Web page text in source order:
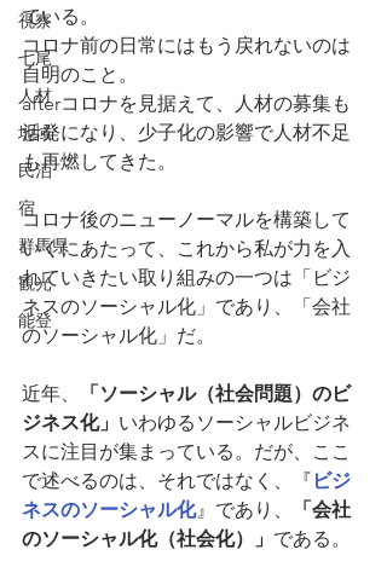
視察
七尾
人材
地域
民泊
宿
群馬県
観光
能登
ている。
コロナ前の日常にはもう戻れないのは
自明のこと。
afterコロナを見据えて、人材の募集も
活発になり、少子化の影響で人材不足
も再燃してきた。
コロナ後のニューノーマルを構築して
いくにあたって、これから私が力を入
れていきたい取り組みの一つは「ビジ
ネスのソーシャル化」であり、「会社
のソーシャル化」だ。
近年、
「ソーシャル（社会問題）のビ
ジネス化」 いわゆるソーシャルビジネ
スに注目が集まっている。だが、ここ
で述べるのは、それではなく、『 ビジ
ネスのソーシャル化』であり、
「会社
のソーシャル化（社会化）」 である。